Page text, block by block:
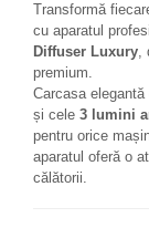
Transformă
cu aparatul
Diffuser Luxury,
premium.
Carcasa
și cele 3 lumini
pentru orice
aparatul oferă o
călătorii.